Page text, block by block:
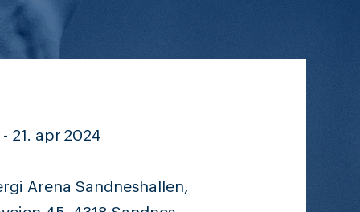
21. apr 2024
Arena Sandneshallen,